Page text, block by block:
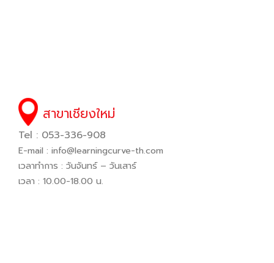
สาขาเชียงใหม่
Tel : 053-336-908
E-mail : info@learningcurve-th.com
เวลาทำการ : วันจันทร์ – วันเสาร์
เวลา : 10.00-18.00 น.